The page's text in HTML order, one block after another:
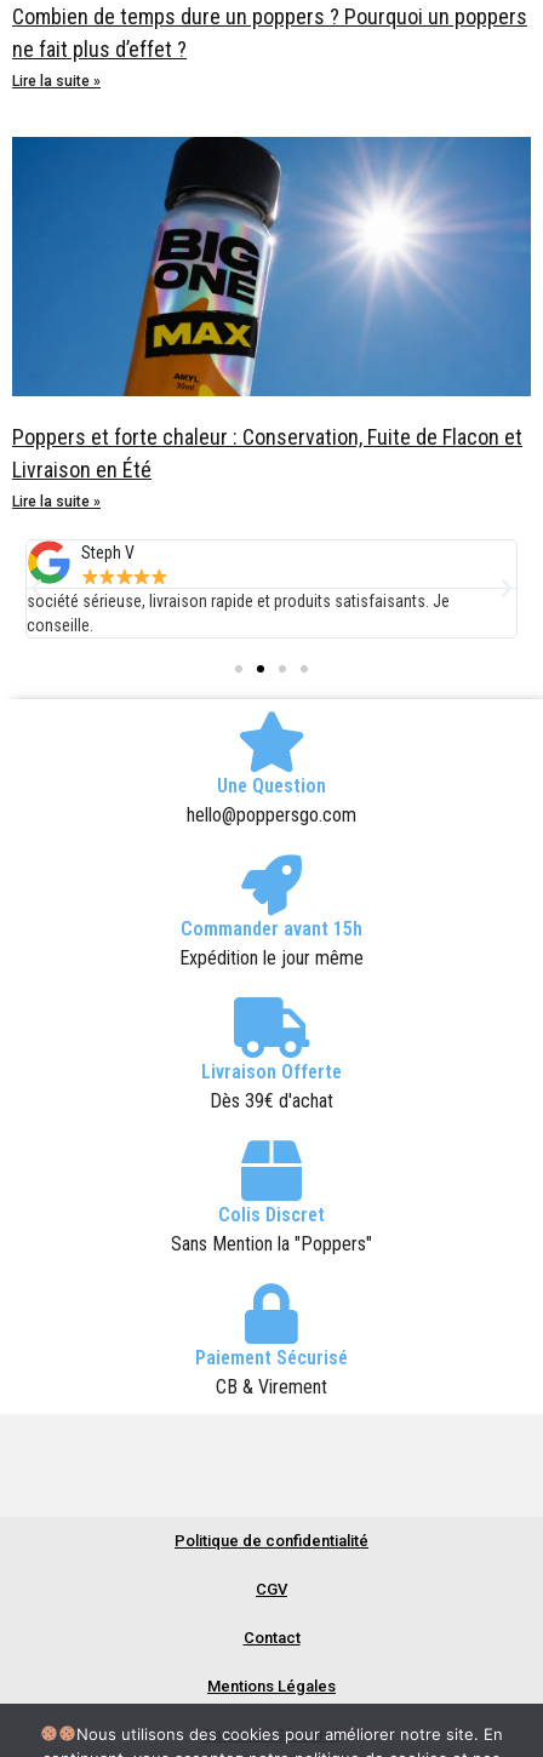
Combien de temps dure un poppers ? Pourquoi un poppers
ne fait plus d’effet ?
Lire la suite »
Poppers et forte chaleur : Conservation, Fuite de Flacon et
Livraison en Été
Lire la suite »
Steph V
société sérieuse, livraison rapide et produits satisfaisants. Je
conseille.
Une Question
hello@poppersgo.com
Commander avant 15h
Expédition le jour même
Livraison Offerte
Dès 39€ d'achat
Colis Discret
Sans Mention la "Poppers"
Paiement Sécurisé
CB & Virement
Politique de confidentialité
CGV
Contact
Mentions Légales
Paiement Sécurisé
Nous utilisons des cookies pour améliorer notre site. En